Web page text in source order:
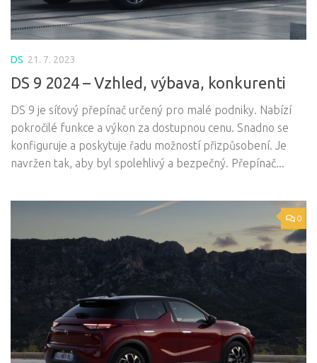
DS 21. 7. 2023
DS 9 2024 – Vzhled, výbava, konkurenti
DS 9 je síťový přepínač určený pro malé podniky. Nabízí
pokročilé funkce a výkon za dostupnou cenu. Snadno se
konfiguruje a poskytuje řadu možností přizpůsobení. Je
navržen tak, aby byl spolehlivý a bezpečný. Přepínač...
0